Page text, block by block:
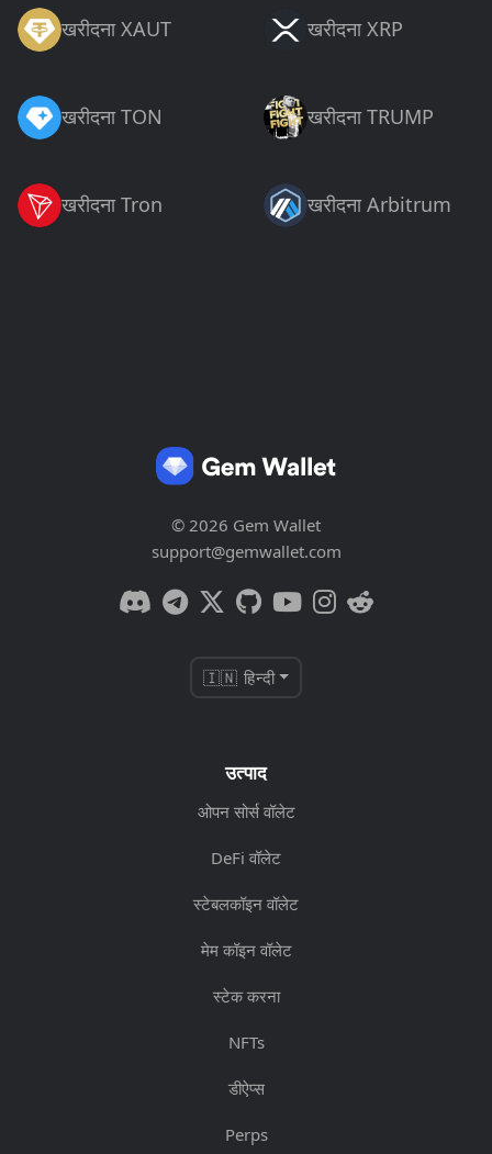
खरीदना XAUT खरीदना XRP
खरीदना TON खरीदना TRUMP
खरीदना Tron खरीदना Arbitrum
© 2026 Gem Wallet
support@gemwallet.com
🇮🇳 हिन्दी
उत्पाद
ओपन सोर्स वॉलेट
DeFi वॉलेट
स्टेबलकॉइन वॉलेट
मेम कॉइन वॉलेट
स्टेक करना
NFTs
डीऐप्स
Perps